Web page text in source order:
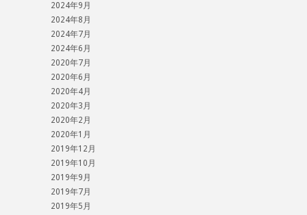
2024年9月
2024年8月
2024年7月
2024年6月
2020年7月
2020年6月
2020年4月
2020年3月
2020年2月
2020年1月
2019年12月
2019年10月
2019年9月
2019年7月
2019年5月